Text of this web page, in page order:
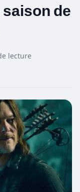
de
lecture